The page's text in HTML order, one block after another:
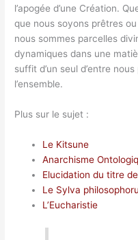
l’apogée d’une Création.
que nous soyons prêtres ou
nous sommes parcelles
dynamiques dans une
suffit d’un seul d’entre
l’ensemble.
Plus sur le sujet :
Le Kitsune
Anarchisme
Elucidation du titre
Le Sylva
L’Eucharistie